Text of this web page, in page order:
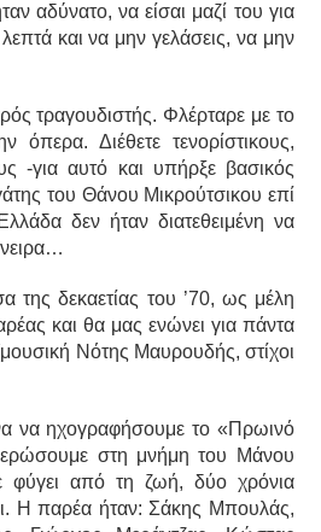
αδύνατο, να είσαι μαζί του για
και να μην γελάσεις, να μην
τραγουδιστής. Φλέρταρε με το
όπερα. Διέθετε τενορίστικους,
-για αυτό και υπήρξε βασικός
του Θάνου Μικρούτσικου επί
δεν ήταν διατεθειμένη να
της δεκαετίας του ’70, ως μέλη
και θα μας ενώνει για πάντα
Νότης Μαυρουδής, στίχοι
να ηχογραφήσουμε το «Πρωινό
στη μνήμη του Μάνου
φύγει από τη ζωή, δύο χρόνια
Η παρέα ήταν: Σάκης Μπουλάς,